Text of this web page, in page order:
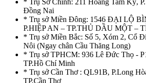
* Trụ Sở Chính: 211 Hoàng Tam Kỳ,
Đồng Nai
* Trụ sở Miền Đông: 1546 ĐẠI LỘ
P.HIỆP AN – TP.THỦ DẦU MỘT –
* Trụ sở Miền Bắc: Số 5, Xóm 2, Cổ
Nôi (Ngay chân Cầu Thăng Long)
* Trụ sở TPHCM: 936 Lê Đức Thọ -
TP.Hồ Chí Minh
* Trụ sở Cần Thơ : QL91B, P.Long
TP.Cần Thơ